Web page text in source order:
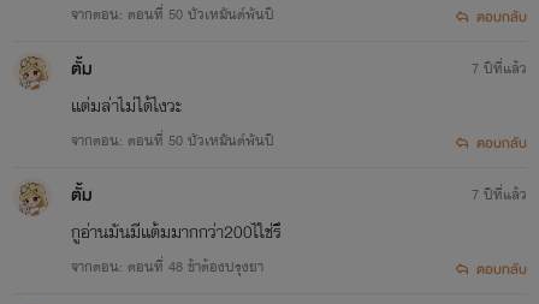
จากตอน: ตอนที่ 50 บัวเหมันต์พันปี ตอบกลับ
ตั้ม
เเต่มล่าไม่ได้ไงวะ
จากตอน: ตอนที่ 50 บัวเหมันต์พันปี
7 ปีที่แล้ว
ตอบกลับ
ตั้ม
กูอ่านมันมีเเต้มมากกว่า200ไใช่รึ
จากตอน: ตอนที่ 48 ข้าต้องปรุงยา
7 ปีที่แล้ว
ตอบกลับ